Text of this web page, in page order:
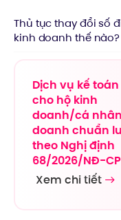
Thủ tục thay đổi số
kinh doanh thế nào?
Dịch vụ kế
cho hộ kinh
doanh/cá
doanh chuẩn
theo Nghị định
68/2026/NĐ-CP
Xem chi tiết